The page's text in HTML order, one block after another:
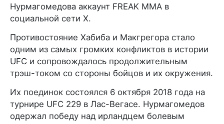
Нурмагомедова аккаунт FREAK MMA в
социальной сети Х.
Противостояние Хабиба и Макгрегора стало
одним из самых громких конфликтов в истории
UFC и сопровождалось продолжительным
трэш-током со стороны бойцов и их окружения.
Их поединок состоялся 6 октября 2018 года на
турнире UFC 229 в Лас-Вегасе. Нурмагомедов
одержал победу над ирландцем болевым